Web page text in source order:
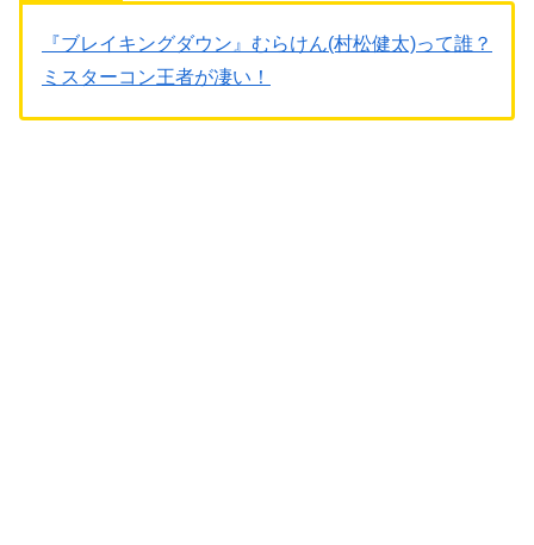
『ブレイキングダウン』むらけん(村松健太)って誰？
ミスターコン王者が凄い！